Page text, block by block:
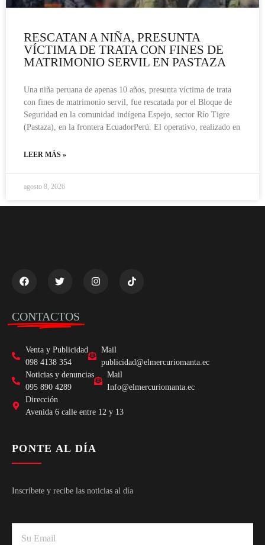
RESCATAN A NIÑA, PRESUNTA
VÍCTIMA DE TRATA CON FINES DE
MATRIMONIO SERVIL EN PASTAZA
Una niña peruana de apenas 10 años, presunta víctima de trata
con fines de matrimonio servil, fue rescatada por el Bloque de
Seguridad en la comunidad indígena Espejo, sector Río Tigre
(Pastaza), en la frontera EcuadorPerú. El operativo, realizado en
LEER MÁS »
agosto 8, 2026
CONTACTOS
Venta y Publicidad
098 4138 354
Mail
publicidad@elmercuriomanta.ec
Noticias y denuncias
095 890 4289
Mail
Info@elmercuriomanta.ec
Dirección
Avenida 6 calle entre 12 y 13
PONTE AL DÍA
Inscríbete y recibe las noticias al día